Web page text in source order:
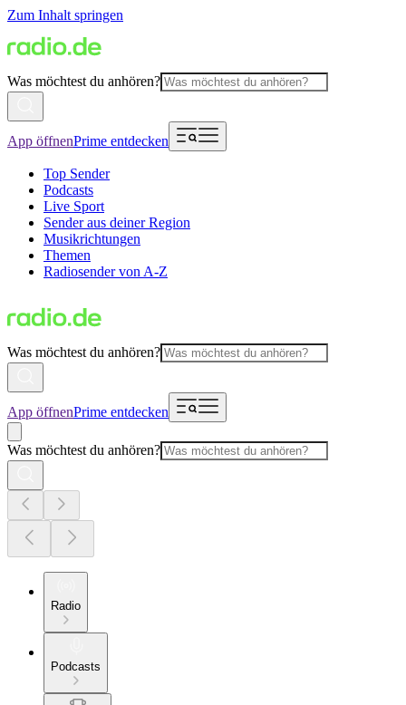
Zum Inhalt springen
Was möchtest du anhören?
App öffnenPrime entdecken
Top Sender
Podcasts
Live Sport
Sender aus deiner Region
Musikrichtungen
Themen
Radiosender von A-Z
Was möchtest du anhören?
App öffnenPrime entdecken
Was möchtest du anhören?
Radio
Podcasts